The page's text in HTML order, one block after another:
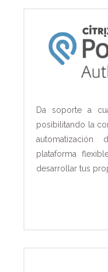
Da soporte a
posibilitando la
plataforma
desarrollar tus